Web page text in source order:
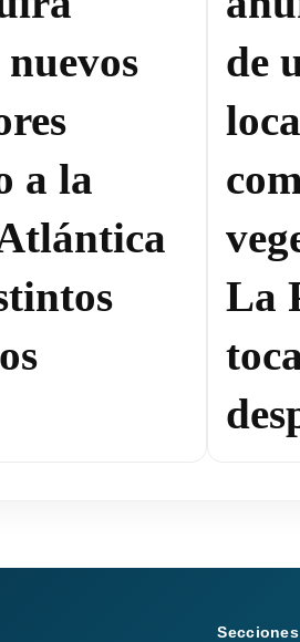
a la
de
La
Secciones